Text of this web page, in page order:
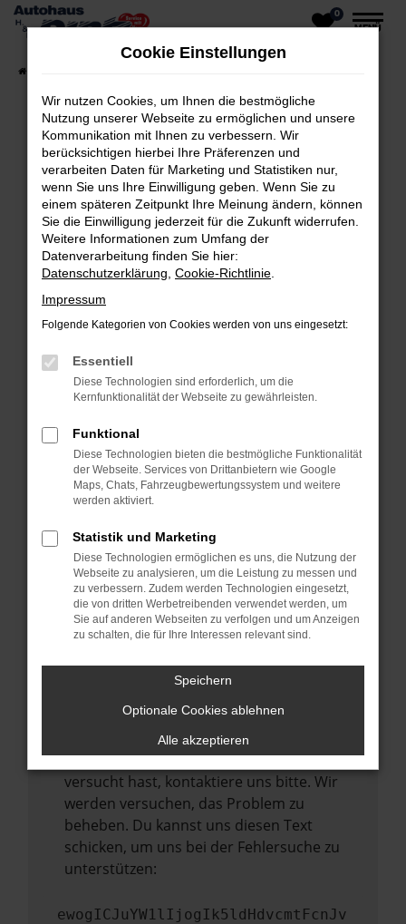
Zum
springen
0
MENÜ
Fehler: Network Error
Beim Laden ist ein Fehler aufgetreten.
Hier sind ein paar Tipps, die dir helfen können:
Überprüfe deine Firewall und deine
Internetverbindung.
Laden andere Webseiten, zum Beispiel
Prüfe deine Browsererweiterungen.
Manche Erweiterungen, wie Werbeblocker,
verhindern. Funktioniert die Seite in einem
anderen Browser oder in einem privaten
Fenster?
Starte dein Gerät neu.
Das kann manchmal helfen,
vorübergehende Probleme zu beheben.
Stelle sicher, dass dein Browser und dein
Betriebssystem auf dem neuesten Stand
sind.
Veraltete Software birgt nicht nur ein
Sicherheitsrisiko, sondern kann auch dazu
führen, dass bestimmte Funktionen nicht
mehr unterstützt werden.
Wende dich an den Webseitenbetreiber.
Wenn du alle oben genannten Schritte
versucht hast, kontaktiere uns bitte. Wir
werden versuchen, das Problem zu
beheben. Du kannst uns diesen Text
schicken, um uns bei der Fehlersuche zu
unterstützen:
ewogICJuYW1lIjogIk5ldHdvcmtFcnJv
Cookie Einstellungen
Wir nutzen Cookies, um Ihnen die bestmögliche
Nutzung unserer Webseite zu ermöglichen und unsere
Kommunikation mit Ihnen zu verbessern. Wir
berücksichtigen hierbei Ihre Präferenzen und
verarbeiten Daten für Marketing und Statistiken nur,
wenn Sie uns Ihre Einwilligung geben. Wenn Sie zu
einem späteren Zeitpunkt Ihre Meinung ändern, können
Sie die Einwilligung jederzeit für die Zukunft widerrufen.
Weitere Informationen zum Umfang der
Datenverarbeitung finden Sie hier:
Datenschutzerklärung Cookie-Richtlinie
Impressum
Folgende Kategorien von Cookies werden von uns eingesetzt:
Essentiell
Diese Technologien sind erforderlich, um die
Kernfunktionalität der Webseite zu gewährleisten.
Funktional
Diese Technologien bieten die bestmögliche Funktionalität
der Webseite. Services von Drittanbietern wie Google
Maps, Chats, Fahrzeugbewertungssystem und weitere
werden aktiviert.
Statistik und Marketing
Diese Technologien ermöglichen es uns, die Nutzung der
Webseite zu analysieren, um die Leistung zu messen und
zu verbessern. Zudem werden Technologien eingesetzt,
die von dritten Werbetreibenden verwendet werden, um
Sie auf anderen Webseiten zu verfolgen und um Anzeigen
zu schalten, die für Ihre Interessen relevant sind.
Speichern
Optionale Cookies ablehnen
Alle akzeptieren